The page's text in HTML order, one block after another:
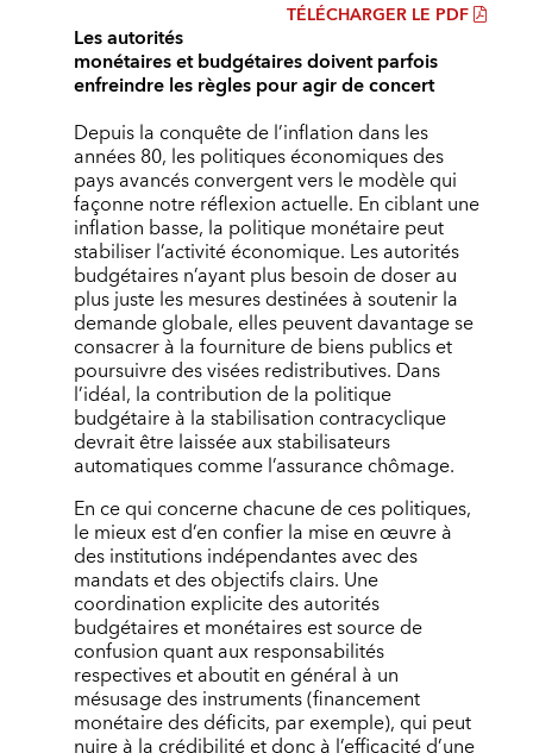
TÉLÉCHARGER LE PDF
Les autorités
monétaires et budgétaires doivent parfois
enfreindre les règles pour agir de concert
Depuis la conquête de l’inflation dans les
années 80, les politiques économiques des
pays avancés convergent vers le modèle qui
façonne notre réflexion actuelle. En ciblant une
inflation basse, la politique monétaire peut
stabiliser l’activité économique. Les autorités
budgétaires n’ayant plus besoin de doser au
plus juste les mesures destinées à soutenir la
demande globale, elles peuvent davantage se
consacrer à la fourniture de biens publics et
poursuivre des visées redistributives. Dans
l’idéal, la contribution de la politique
budgétaire à la stabilisation contracyclique
devrait être laissée aux stabilisateurs
automatiques comme l’assurance chômage.
En ce qui concerne chacune de ces politiques,
le mieux est d’en confier la mise en œuvre à
des institutions indépendantes avec des
mandats et des objectifs clairs. Une
coordination explicite des autorités
budgétaires et monétaires est source de
confusion quant aux responsabilités
respectives et aboutit en général à un
mésusage des instruments (financement
monétaire des déficits, par exemple), qui peut